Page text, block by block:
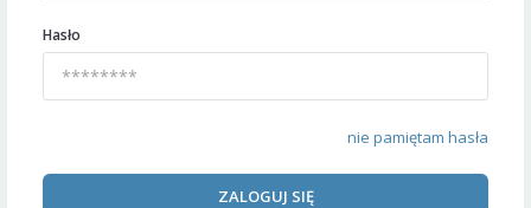
Hasło
nie pamiętam hasła
ZALOGUJ SIĘ